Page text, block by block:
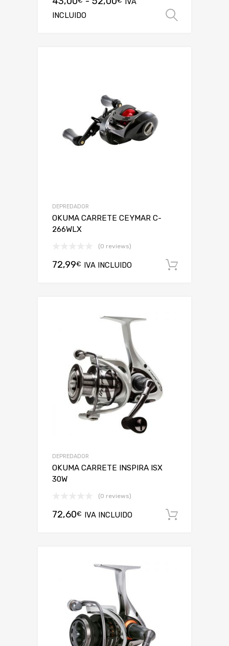
INCLUIDO
DEPREDADOR
OKUMA CARRETE CEYMAR C-
266WLX
(0 reviews)
72,99€ IVA INCLUIDO
DEPREDADOR
OKUMA CARRETE INSPIRA ISX
30W
(0 reviews)
72,60€ IVA INCLUIDO